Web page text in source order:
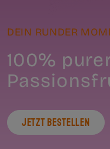
DEIN RUNDER
100%
JETZT BESTELLEN